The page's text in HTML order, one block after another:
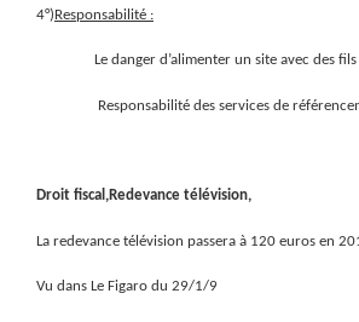
4°)Responsabilité :
Le danger d’alimenter un site avec des fils
Responsabilité des services de
Droit fiscal,Redevance télévision,
La redevance télévision passera à 120 euros en
Vu dans Le Figaro du 29/1/9